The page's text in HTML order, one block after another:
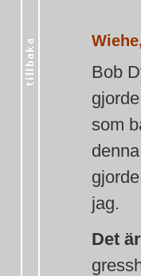
Bob
som
jag.
Det